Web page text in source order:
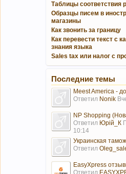
Таблицы соответствия
Образцы писем в
магазины
Как звонить за границу
Как перевести текст с
знания языка
Sales tax или налог с
Последние темы
Meest America -
Ответил Nonik
NP Shopping
Ответил Юрій_К
10:14
Украинская
Ответил
EasyXpress